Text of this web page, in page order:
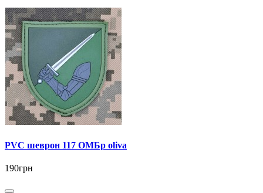
PVC шеврон 117 ОМБр oliva
190грн